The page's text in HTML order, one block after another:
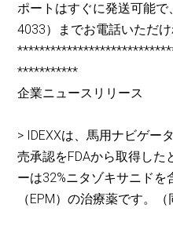
ポートはすぐに発送可能
4033）までお電話いただ
***********
企業ニュースリリース
> IDEXXは、馬用ナビゲー
売承認をFDAから取得した
ーは32%ニタゾキサニド
（EPM）の治療薬です。